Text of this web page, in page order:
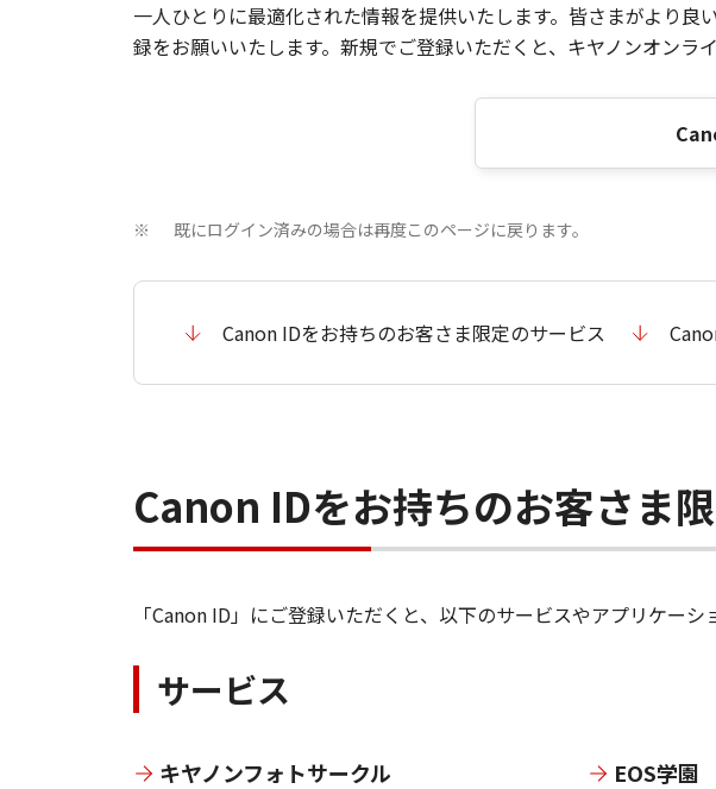
一人ひとりに最適化された情報を提供いたします。皆さまがより
録をお願いいたします。新規でご登録いただくと、キヤノンオンラ
※ 既にログイン済みの場合は再度このページに戻ります。
Canon IDをお持ちのお客さま限定のサービス
Canon IDをお持ちのお客さま
「Canon ID」にご登録いただくと、以下のサービスやアプリケーシ
サービス
キヤノンフォトサークル EOS学園